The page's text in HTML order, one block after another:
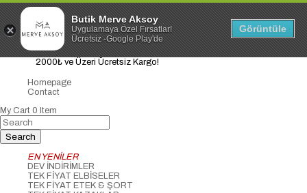
2000₺ ve Üzeri Ücretsiz Kargo!
Homepage
Contact
My Cart 0 Item
EN YENİLER
DEV İNDİRİMLER
TEK FİYAT ELBİSELER
TEK FİYAT ETEK & ŞORT
Butik Merve Aksoy
Uygulamaya Özel Fırsatlar!
Ücretsiz -Google Play'de
Görüntüle